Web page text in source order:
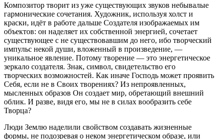
Композитор творит из уже существующих звуков небывалые
гармонические сочетания. Художник, используя холст и
краски, идёт в работе дальше Создателя изображаемых им
объектов: он наделяет их собственной энергией, сочетает
существующее с не существовавшим до него, ибо творческий
импульс некой души, вложенный в произведение, —
уникальное явление. Потому творение — это энергетическое
зеркало создателя. Знак, символ, свидетельство его
творческих возможностей. Как иначе Господь может проявить
Себя, если не в Своих творениях? Из непроявленных,
мысленных образов Он создает мир, обретающий внешний
облик. И разве, видя его, мы не в силах вообразить себе
Творца?
Люди Землю наделили свойством создавать жизненные
формы, не подозревая о неком энергетическом образе, или